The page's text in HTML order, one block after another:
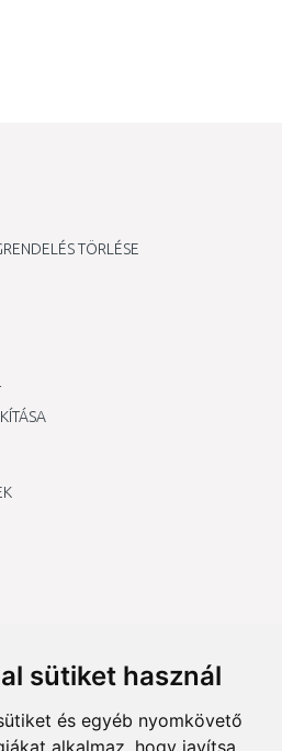
sütiket használ
és egyéb nyomkövető
alkalmaz, hogy javítsa
TÖRLÉSE